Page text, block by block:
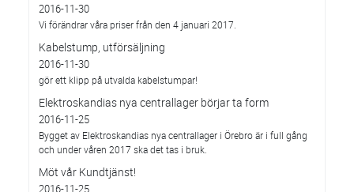
2016-11-30
Vi förändrar våra priser från den 4 januari 2017.
Kabelstump, utförsäljning
2016-11-30
gör ett klipp på utvalda kabelstumpar!
Elektroskandias nya centrallager börjar ta form
2016-11-25
Bygget av Elektroskandias nya centrallager i Örebro är i full gång
och under våren 2017 ska det tas i bruk.
Möt vår Kundtjänst!
2016-11-25